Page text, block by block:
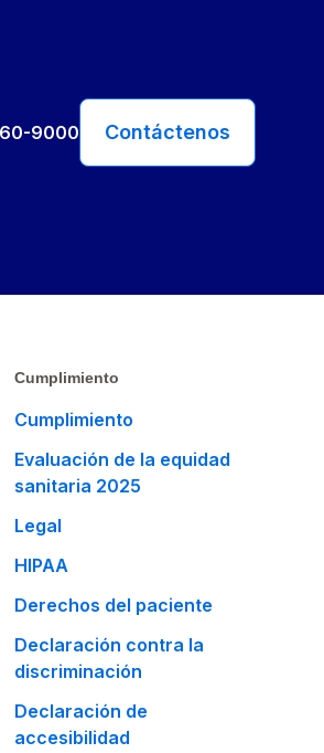
9000 Contáctenos
Cumplimiento
Cumplimiento
Evaluación de la equidad
sanitaria 2025
Legal
HIPAA
Derechos del paciente
Declaración contra la
discriminación
Declaración de
accesibilidad